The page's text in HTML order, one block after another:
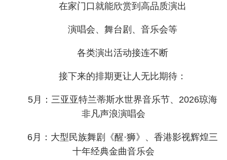
在家门口就能欣赏到高品质演出
演唱会、舞台剧、音乐会等
各类演出活动接连不断
接下来的排期更让人无比期待：
5月：三亚亚特兰蒂斯水世界音乐节、2026琼海
非凡声浪演唱会
6月：大型民族舞剧《醒·狮》、香港影视辉煌三
十年经典金曲音乐会